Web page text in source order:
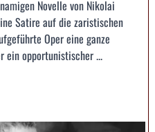
Novelle von Nikolai
Satire auf die zaristischen
Oper eine ganze
ein opportunistischer ...